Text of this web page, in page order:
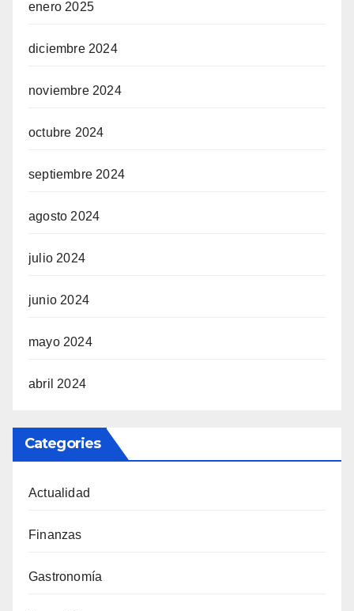
enero 2025
diciembre 2024
noviembre 2024
octubre 2024
septiembre 2024
agosto 2024
julio 2024
junio 2024
mayo 2024
abril 2024
Categories
Actualidad
Finanzas
Gastronomía